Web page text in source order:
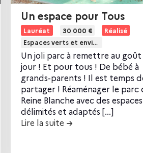
parvis culturel sous la
Un espace pour Tous
L
i
r
e
l
e
c
o
n
Lauréat 30 000 €
Réalisé
Espaces verts et environnement
Un joli parc à remettre au
jour ! Et pour tous ! De bébé à
grands-parents ! Il est temps
partager ! Réaménager le parc
Reine Blanche avec des espaces
délimités et adaptés [...]
Lire la suite de la contribution